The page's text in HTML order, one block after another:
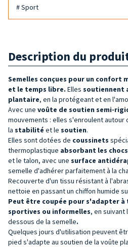
# Sport
Description du
Semelles conçues pour un confort
et le temps libre. Elles soutiennent
plantaire, en la protégeant et en
Avec une voûte de soutien semi-
mouvements : elles s'enroulent autour
la stabilité et le soutien.
Elles sont dotées de coussinets
thermoplastique absorbant les chocs
et le talon, avec une surface
semelle d'adhérer parfaitement à la
Recouverte d'un tissu résistant à
nettoie en passant un chiffon humide
Peut être coupée pour s'adapter à
sportives ou informelles, en suivant
dessous de la semelle.
Quelques jours d'utilisation peuvent
pied s'adapte au soutien de la voûte